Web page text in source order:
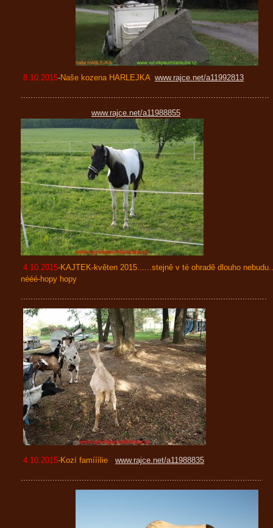
8.10.2015-Naše kozena HARLEJKA www.rajce.net/a11992813
......................................................................................................
www.rajce.net/a11988855
4.10.2015-KAJTEK-květen 2015......stejně v té ohradě dlouho
nééé-hopy hopy
.....................................................................................................
4.10.2015-Kozí famííílie www.rajce.net/a11988835
...................................................................................................